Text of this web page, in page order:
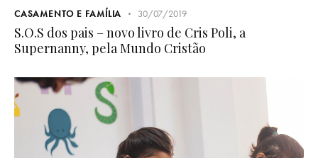
CASAMENTO E FAMÍLIA 30/07/2019
S.O.S dos pais – novo livro de Cris Poli, a
Supernanny, pela Mundo Cristão